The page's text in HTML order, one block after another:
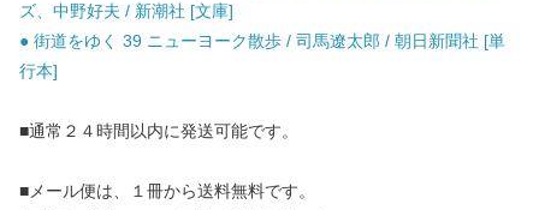
ズ、中野好夫 / 新潮社 [文庫]
● 街道をゆく 39 ニューヨーク散歩 / 司馬遼太郎 / 朝日新聞社 [単
行本]
■通常２４時間以内に発送可能です。
■メール便は、１冊から送料無料です。